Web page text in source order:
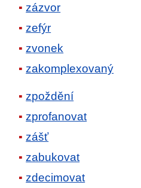
zázvor
zefýr
zvonek
zakomplexovaný
zpoždění
zprofanovat
zášť
zabukovat
zdecimovat